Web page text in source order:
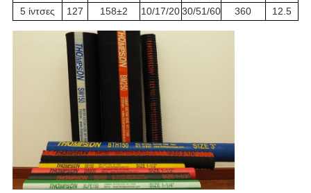
5 ίντσες
127 158±2 10/17/2030/51/60 360 12.5